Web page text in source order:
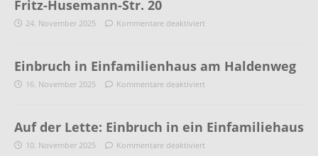
Fritz-Husemann-Str. 20
24. November 2025 Kommentare deaktiviert
Einbruch in Einfamilienhaus am Haldenweg
16. November 2025 Kommentare deaktiviert
Auf der Lette: Einbruch in ein Einfamiliehaus
10. November 2025 Kommentare deaktiviert